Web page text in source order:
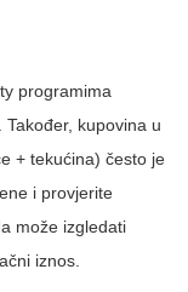
programima
kupovina u
+ tekućina) često je
i provjerite
može izgledati
iznos.